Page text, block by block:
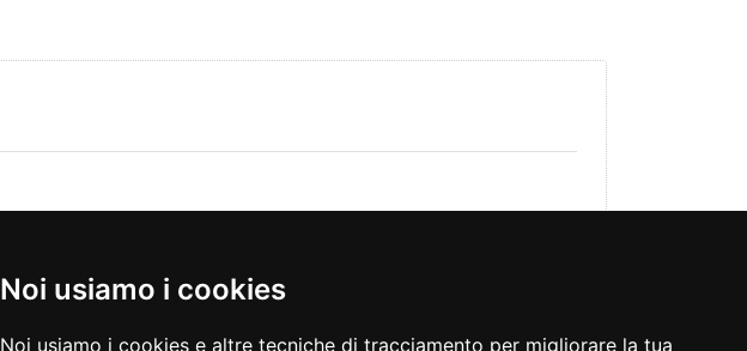
Noi usiamo i cookies
Noi usiamo i cookies e altre tecniche di tracciamento per migliorare la tua